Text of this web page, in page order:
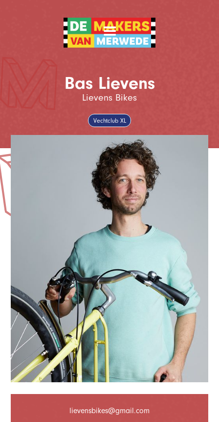
Bas Lievens
Lievens Bikes
Vechtclub XL
lievensbikes@gmail.com